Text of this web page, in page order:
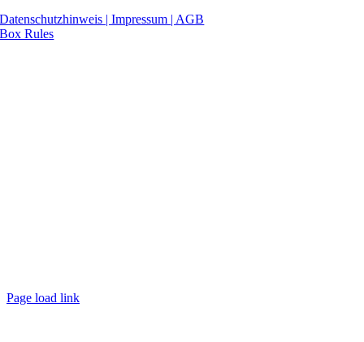
Datenschutzhinweis | Impressum | AGB
Box Rules
Page load link